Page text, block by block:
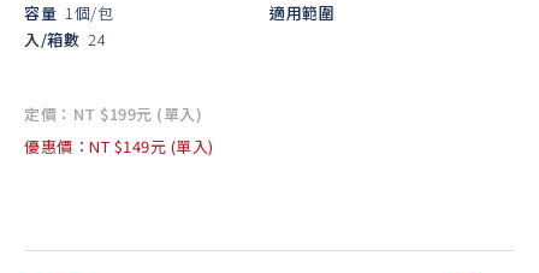
容量 1個/包
入/箱數 24
適用範圍
定價：NT $199元 (單入)
優惠價：NT $149元 (單入)